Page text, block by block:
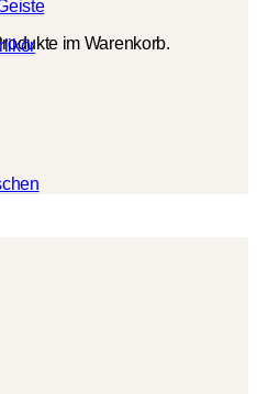
im Warenkorb.